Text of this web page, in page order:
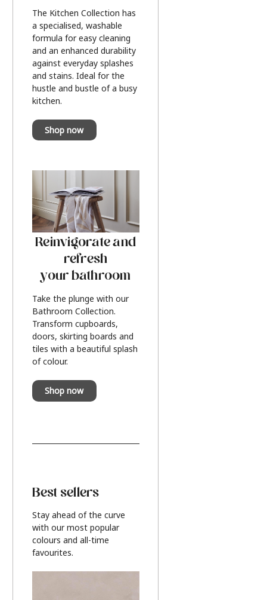
The Kitchen Collection has
a specialised, washable
formula for easy cleaning
and an enhanced durability
against everyday splashes
and stains. Ideal for the
hustle and bustle of a busy
kitchen.
Shop now
Reinvigorate and
refresh
your bathroom
Take the plunge with our
Bathroom Collection.
Transform cupboards,
doors, skirting boards and
tiles with a beautiful splash
of colour.
Shop now
Best sellers
Stay ahead of the curve
with our most popular
colours and all-time
favourites.